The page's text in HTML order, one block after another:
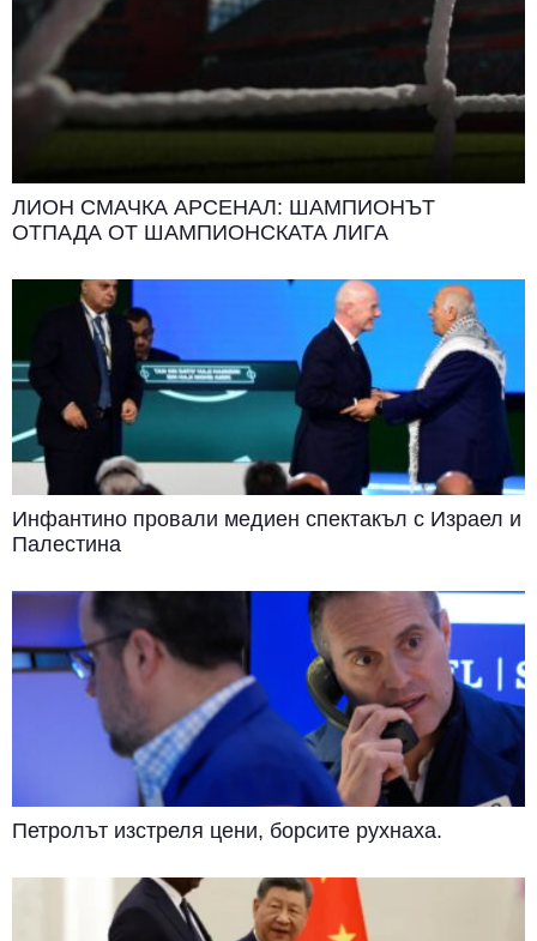
ЛИОН СМАЧКА АРСЕНАЛ: ШАМПИОНЪТ
ОТПАДА ОТ ШАМПИОНСКАТА ЛИГА
Инфантино провали медиен спектакъл с Израел и
Палестина
Петролът изстреля цени, борсите рухнаха.